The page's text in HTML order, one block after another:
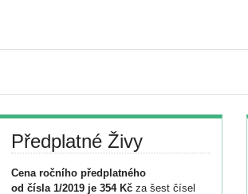
Předplatné Živy
Cena ročního předplatného
od čísla 1/2019 je 354 Kč za šest čísel